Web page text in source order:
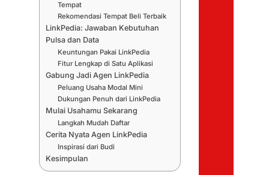
Tempat
Rekomendasi Tempat Beli Terbaik
LinkPedia: Jawaban Kebutuhan
Pulsa dan Data
Keuntungan Pakai LinkPedia
Fitur Lengkap di Satu Aplikasi
Gabung Jadi Agen LinkPedia
Peluang Usaha Modal Mini
Dukungan Penuh dari LinkPedia
Mulai Usahamu Sekarang
Langkah Mudah Daftar
Cerita Nyata Agen LinkPedia
Inspirasi dari Budi
Kesimpulan